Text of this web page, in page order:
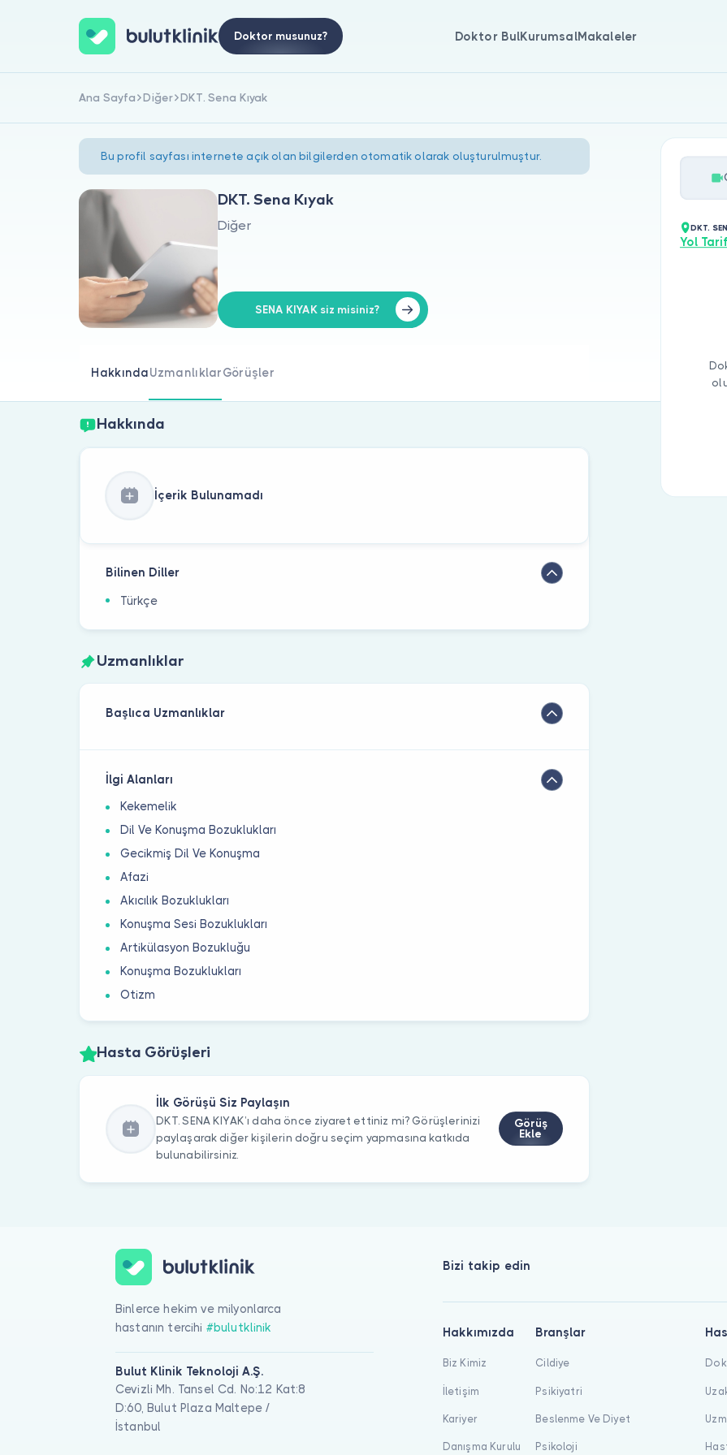
Doktor musunuz? Doktor BulKurumsalMakaleler
Ana Sayfa Diğer DKT. Sena Kıyak
Bu profil sayfası internete açık olan bilgilerden otomatik olarak oluşturulmuştur.
DKT. Sena Kıyak
Diğer
SENA KIYAK siz misiniz?
HakkındaUzmanlıklarGörüşler
Hakkında
İçerik Bulunamadı
Bilinen Diller
Türkçe
Uzmanlıklar
Başlıca Uzmanlıklar
İlgi Alanları
Kekemelik
Dil Ve Konuşma Bozuklukları
Gecikmiş Dil Ve Konuşma
Afazi
Akıcılık Bozuklukları
Konuşma Sesi Bozuklukları
Artikülasyon Bozukluğu
Konuşma Bozuklukları
Otizm
Hasta Görüşleri
İlk Görüşü Siz Paylaşın
DKT. SENA KIYAK’ı daha önce ziyaret ettiniz mi? Görüşlerinizi
paylaşarak diğer kişilerin doğru seçim yapmasına katkıda
bulunabilirsiniz.
Görüş
Ekle
DKT.
Yol
Binlerce hekim ve milyonlarca
hastanın tercihi #bulutklinik
Bulut Klinik Teknoloji A.Ş.
Cevizli Mh. Tansel Cd. No:12 Kat:8
D:60, Bulut Plaza Maltepe /
İstanbul
Bizi takip edin
Hakkımızda
Biz Kimiz
İletişim
Kariyer
Danışma Kurulu
Branşlar
Cildiye
Psikiyatri
Beslenme Ve Diyet
Psikoloji